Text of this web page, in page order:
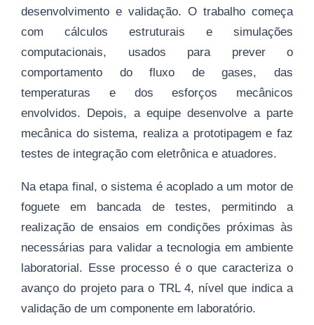
desenvolvimento e validação. O trabalho começa
com cálculos estruturais e simulações
computacionais, usados para prever o
comportamento do fluxo de gases, das
temperaturas e dos esforços mecânicos
envolvidos. Depois, a equipe desenvolve a parte
mecânica do sistema, realiza a prototipagem e faz
testes de integração com eletrônica e atuadores.
Na etapa final, o sistema é acoplado a um motor de
foguete em bancada de testes, permitindo a
realização de ensaios em condições próximas às
necessárias para validar a tecnologia em ambiente
laboratorial. Esse processo é o que caracteriza o
avanço do projeto para o TRL 4, nível que indica a
validação de um componente em laboratório.